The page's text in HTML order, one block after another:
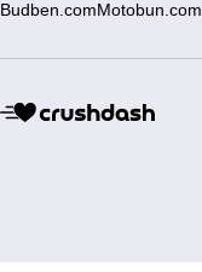
Budben.com Motobun.com